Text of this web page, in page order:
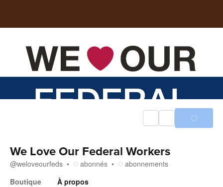
We Love Our Federal Workers
@weloveourfeds abonnés
abonnements
Boutique
À propos